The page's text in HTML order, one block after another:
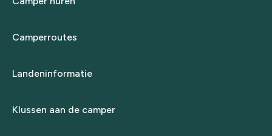
Camperroutes
Landeninformatie
Klussen aan de camper